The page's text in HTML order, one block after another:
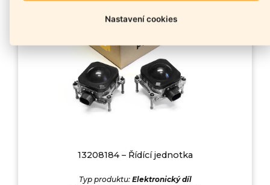
13208184 – Řídící jednotka
Typ produktu: Elektronický díl
Nastavení cookies